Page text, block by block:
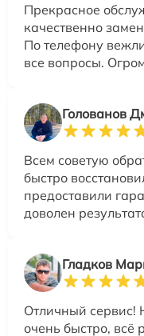
Прекрасное
качественно
По телефону
все вопросы.
Голованов
Всем советую
быстро
предоставили
доволен
Гладков
Отличный сервис!
очень быстро, всё